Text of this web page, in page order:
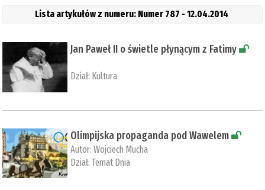
Lista artykułów z numeru: Numer 787 - 12.04.2014
Jan Paweł II o świetle płynącym z Fatimy
Dział: Kultura
Olimpijska propaganda pod Wawelem
Autor:Wojciech Mucha
Dział:Temat Dnia